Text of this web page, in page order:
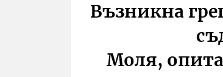
Възникна
Моля,